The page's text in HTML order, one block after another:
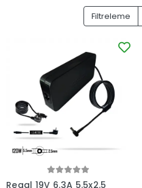
Filtreleme
Regal 19V 6.3A 5.5x2.5